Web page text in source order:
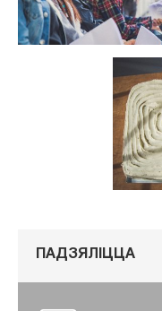
ПАДЗЯЛІЦЦА